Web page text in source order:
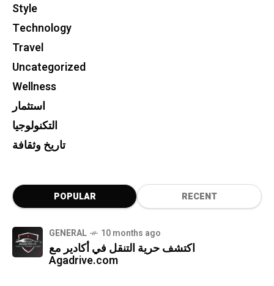
Style
Technology
Travel
Uncategorized
Wellness
استثمار
التكنولوجيا
تاريخ وثقافة
POPULAR RECENT
GENERAL 10 months ago
اكتشف حرية التنقل في أكادير مع
Agadrive.com